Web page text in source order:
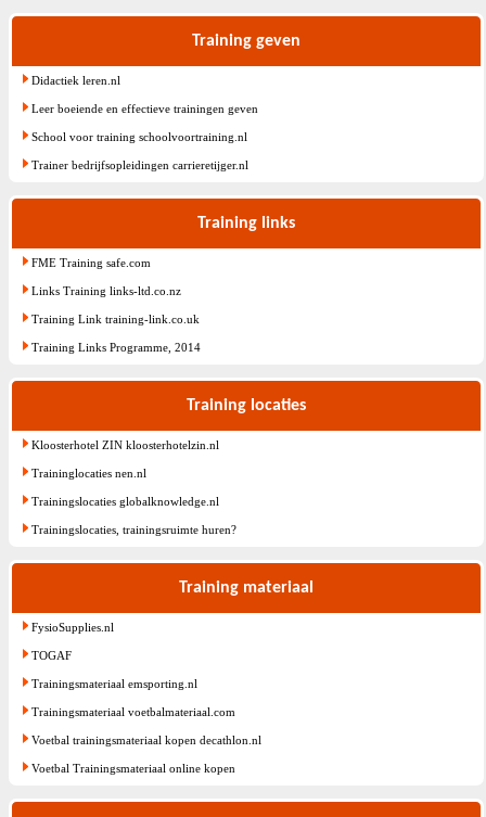
Training geven
Didactiek leren.nl
Leer boeiende en effectieve trainingen geven
School voor training schoolvoortraining.nl
Trainer bedrijfsopleidingen carrieretijger.nl
Training links
FME Training safe.com
Links Training links-ltd.co.nz
Training Link training-link.co.uk
Training Links Programme, 2014
Training locaties
Kloosterhotel ZIN kloosterhotelzin.nl
Traininglocaties nen.nl
Trainingslocaties globalknowledge.nl
Trainingslocaties, trainingsruimte huren?
Training materiaal
FysioSupplies.nl
TOGAF
Trainingsmateriaal emsporting.nl
Trainingsmateriaal voetbalmateriaal.com
Voetbal trainingsmateriaal kopen decathlon.nl
Voetbal Trainingsmateriaal online kopen